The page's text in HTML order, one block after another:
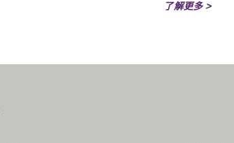
了解更多 >